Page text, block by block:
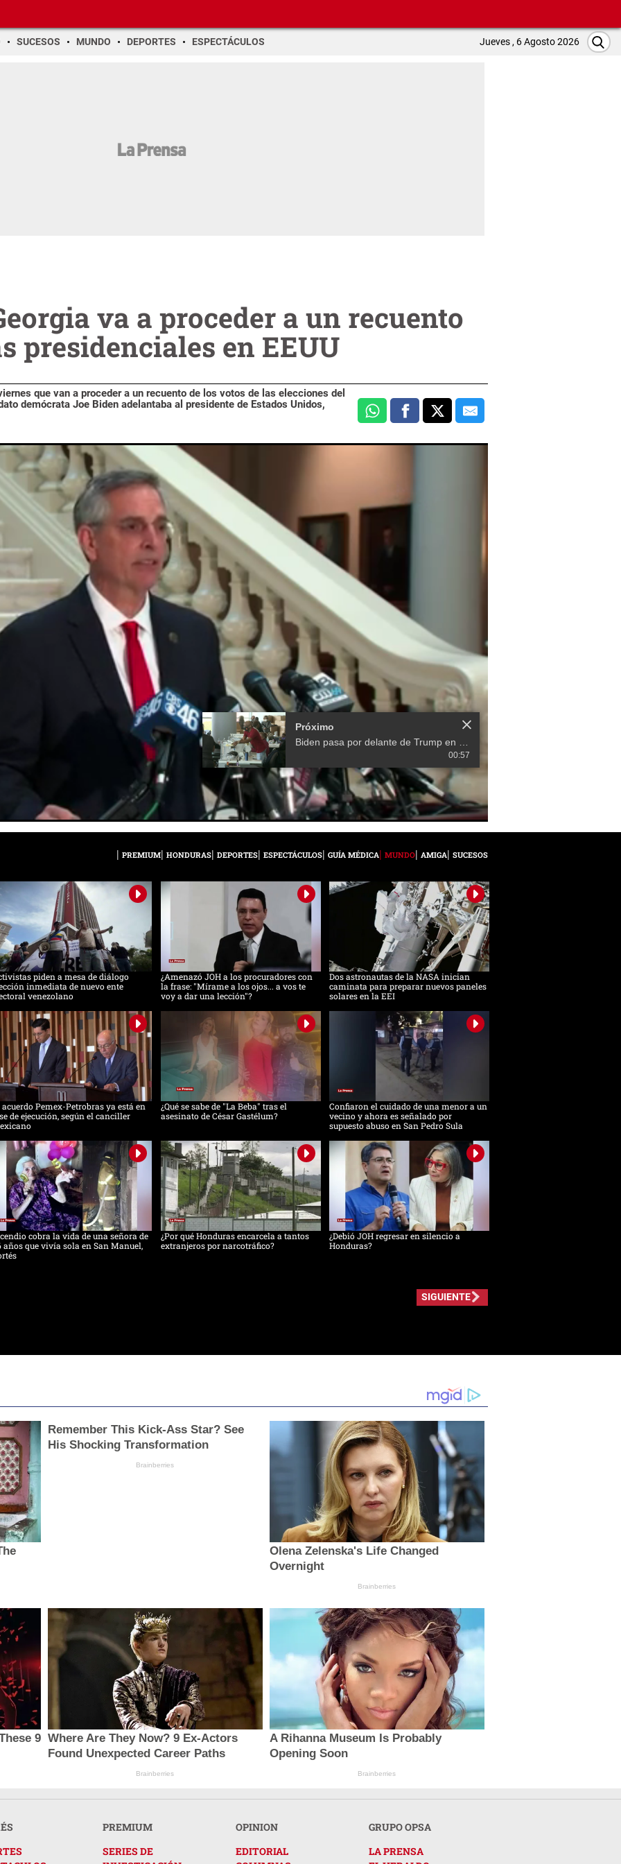
SUCESOS MUNDO DEPORTES ESPECTÁCULOS Jueves , 6 Agosto 2026
va a proceder a un recuento
presidenciales en EEUU
que van a proceder a un recuento de los votos de las elecciones del
demócrata Joe Biden adelantaba al presidente de Estados Unidos,
Próximo
Biden pasa por delante de Trump en Georgia, aunque recuento de votos continúa
00:57
PREMIUM HONDURAS DEPORTES ESPECTÁCULOS GUÍA MÉDICA MUNDO AMIGA SUCESOS
piden a mesa de diálogo
inmediata de nuevo ente
venezolano
¿Amenazó JOH a los procuradores con
la frase: "Mírame a los ojos... a vos te
voy a dar una lección"?
Dos astronautas de la NASA inician
caminata para preparar nuevos paneles
solares en la EEI
acuerdo Pemex-Petrobras ya está en
de ejecución, según el canciller
¿Qué se sabe de "La Beba" tras el
asesinato de César Gastélum?
Confiaron el cuidado de una menor a un
vecino y ahora es señalado por
supuesto abuso en San Pedro Sula
cobra la vida de una señora de
años que vivía sola en San Manuel,
¿Por qué Honduras encarcela a tantos
extranjeros por narcotráfico?
¿Debió JOH regresar en silencio a
Honduras?
SIGUIENTE
Remember This Kick-Ass Star? See
His Shocking Transformation
Brainberries
Olena Zelenska's Life Changed
Overnight
Brainberries
9 Where Are They Now? 9 Ex-Actors
Found Unexpected Career Paths
Brainberries
A Rihanna Museum Is Probably
Opening Soon
Brainberries
PREMIUM
SERIES DE
OPINION
EDITORIAL
GRUPO OPSA
LA PRENSA